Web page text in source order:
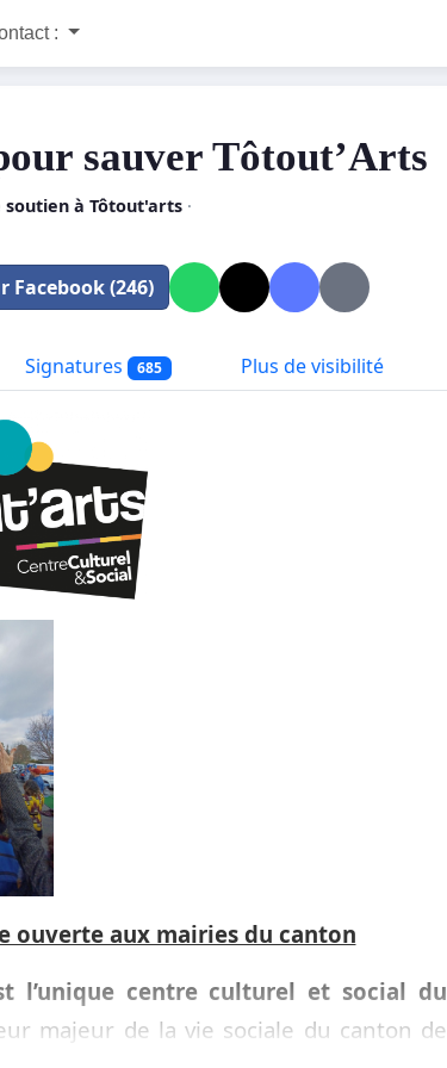
:
sauver Tôtout’Arts
soutien à Tôtout'arts·
Facebook (246)
Signatures 685 Plus de visibilité
ouverte aux mairies du canton
l’unique centre culturel et social du
majeur de la vie sociale du canton de